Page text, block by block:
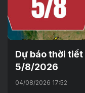
Dự báo thời
5/8/2026
04/08/2026 17:52